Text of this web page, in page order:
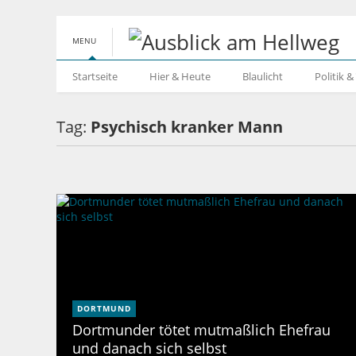
MENU
Startseite Hier & Heute Blaulicht Politik
Tag: Psychisch kranker Mann
DORTMUND
Dortmunder tötet mutmaßlich Ehefrau
und danach sich selbst